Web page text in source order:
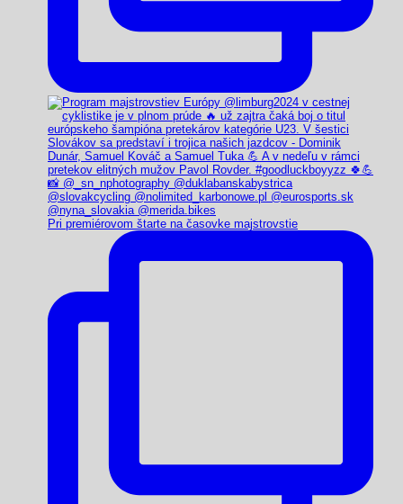
Pri premiérovom štarte na časovke majstrovstie